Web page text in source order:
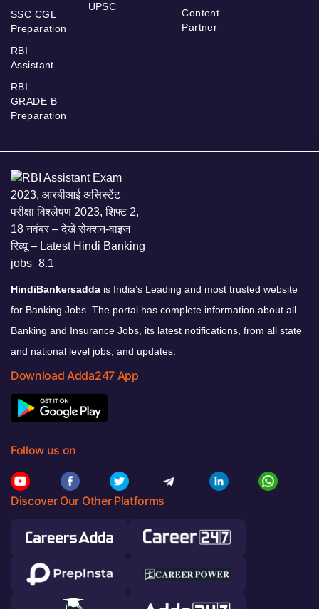
SSC CGL
Preparation
RBI
Assistant
RBI
GRADE B
Preparation
UPSC
Content
Partner
HindiBankersadda is India’s Leading and most trusted website
for Banking Jobs. The portal has complete information about all
Banking and Insurance Jobs, its latest notifications, from all state
and national level jobs, and updates.
Download Adda247 App
Follow us on
Discover Our Other Platforms